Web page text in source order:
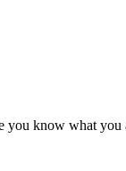
you know what